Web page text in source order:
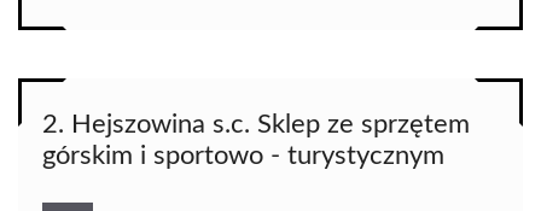
2. Hejszowina s.c. Sklep ze sprzętem
górskim i sportowo - turystycznym